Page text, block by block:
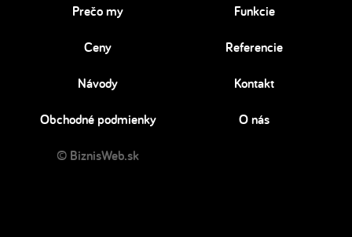
Prečo my Funkcie
Ceny Referencie
Návody Kontakt
Obchodné podmienky O nás
© BiznisWeb.sk